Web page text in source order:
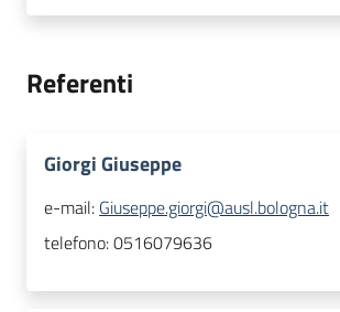
Referenti
Giorgi Giuseppe
e-mail: Giuseppe.giorgi@ausl.bologna.it
telefono:0516079636